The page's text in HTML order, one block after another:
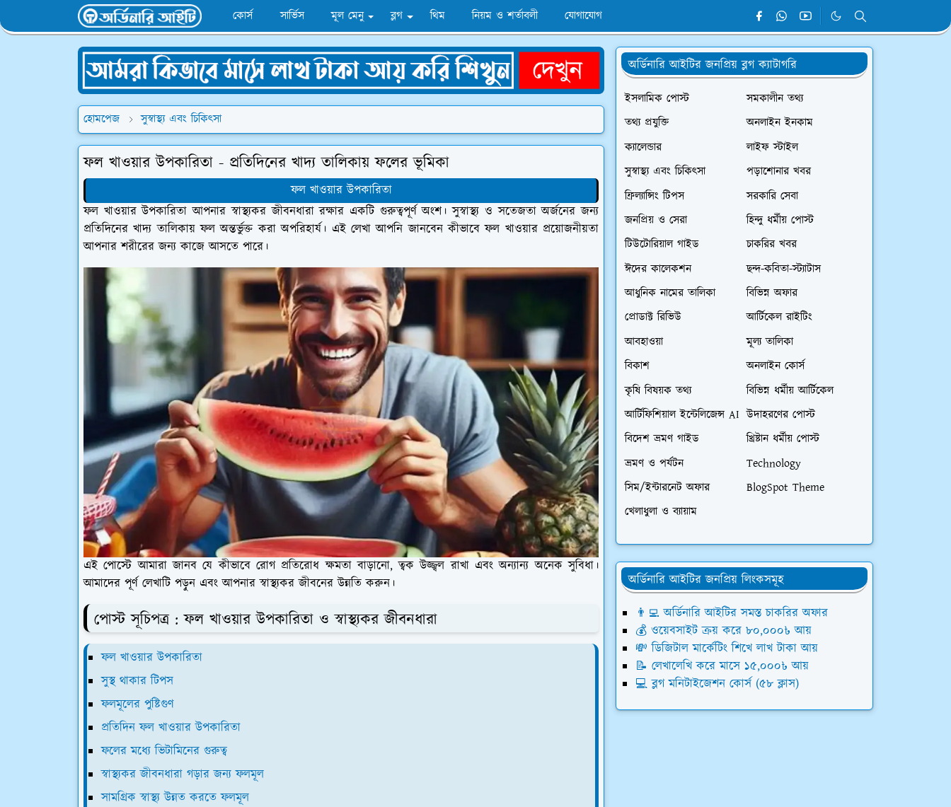
কোর্স সার্ভিস মূল মেনু ব্লগ থিম নিয়ম ও শর্তাবলী যোগাযোগ
হোমপেজ সুস্বাস্থ্য এবং চিকিৎসা
ফল খাওয়ার উপকারিতা - প্রতিদিনের খাদ্য তালিকায় ফলের ভূমিকা
ফল খাওয়ার উপকারিতা
ফল খাওয়ার উপকারিতা আপনার স্বাস্থ্যকর জীবনধারা রক্ষার একটি গুরুত্বপূর্ণ অংশ। সুস্বাস্থ্য ও সতেজতা অর্জনের জন্য
প্রতিদিনের খাদ্য তালিকায় ফল অন্তর্ভুক্ত করা অপরিহার্য। এই লেখা আপনি জানবেন কীভাবে ফল খাওয়ার প্রয়োজনীয়তা
আপনার শরীরের জন্য কাজে আসতে পারে।
এই পোস্টে আমারা জানব যে কীভাবে রোগ প্রতিরোধ ক্ষমতা বাড়ানো, ত্বক উজ্জ্বল রাখা এবং অন্যান্য অনেক সুবিধা।
আমাদের পূর্ণ লেখাটি পড়ুন এবং আপনার স্বাস্থ্যকর জীবনের উন্নতি করুন।
পোস্ট সূচিপত্র : ফল খাওয়ার উপকারিতা ও স্বাস্থ্যকর জীবনধারা
ফল খাওয়ার উপকারিতা
সুস্থ থাকার টিপস
ফলমূলের পুষ্টিগুণ
প্রতিদিন ফল খাওয়ার উপকারিতা
ফলের মধ্যে ভিটামিনের গুরুত্ব
স্বাস্থ্যকর জীবনধারা গড়ার জন‍্য ফলমূল
সামগ্রিক স্বাস্থ্য উন্নত করতে ফলমূল
অর্ডিনারি আইটির জনপ্রিয় ব্লগ ক্যাটাগরি
ইসলামিক পোস্ট
সমকালীন তথ্য
তথ্য প্রযুক্তি
অনলাইন ইনকাম
ক্যালেন্ডার
লাইফ স্টাইল
সুস্বাস্থ্য এবং চিকিৎসা
পড়াশোনার খবর
ফ্রিল্যান্সিং টিপস
সরকারি সেবা
জনপ্রিয় ও সেরা
হিন্দু ধর্মীয় পোস্ট
টিউটোরিয়াল গাইড
চাকরির খবর
ঈদের কালেকশন
ছন্দ-কবিতা-স্ট্যাটাস
আধুনিক নামের তালিকা
বিভিন্ন অফার
প্রোডাক্ট রিভিউ
আর্টিকেল রাইটিং
আবহাওয়া
মূল্য তালিকা
বিকাশ
অনলাইন কোর্স
কৃষি বিষয়ক তথ্য
বিভিন্ন ধর্মীয় আর্টিকেল
আর্টিফিশিয়াল ইন্টেলিজেন্স AI উদাহরণের পোস্ট
বিদেশ ভ্রমণ গাইড
খ্রিষ্টান ধর্মীয় পোস্ট
ভ্রমণ ও পর্যটন
Technology
সিম/ইন্টারনেট অফার
BlogSpot Theme
খেলাধুলা ও ব্যায়াম
অর্ডিনারি আইটির জনপ্রিয় লিংকসমূহ
👨‍💻 অর্ডিনারি আইটির সমস্ত চাকরির অফার
💰 ওয়েবসাইট ক্রয় করে ৮০,০০০৳ আয়
💸 ডিজিটাল মার্কেটিং শিখে লাখ টাকা আয়
📝 লেখালেখি করে মাসে ১৫,০০০৳ আয়
💻 ব্লগ মনিটাইজেশন কোর্স (৫৮ ক্লাস)